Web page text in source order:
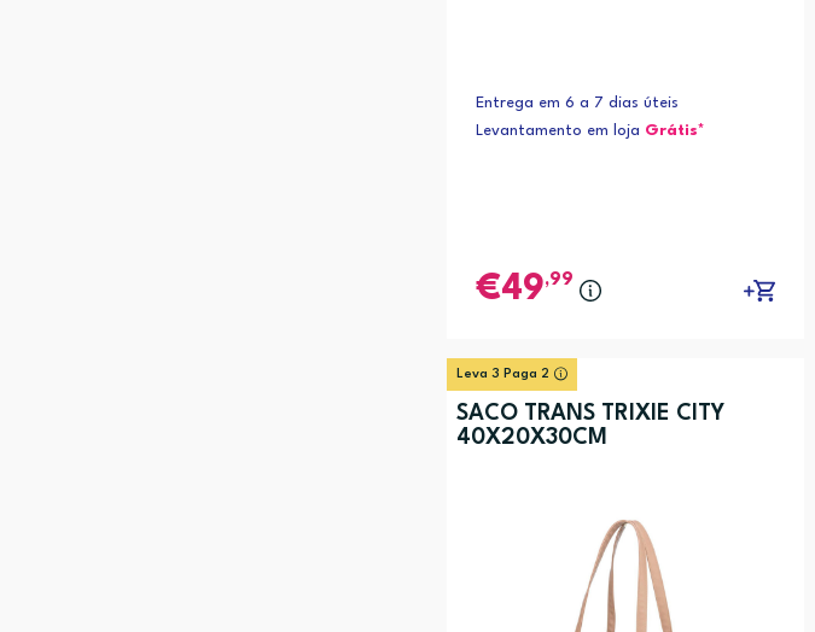
Entrega em 6 a 7 dias úteis
Levantamento em loja Grátis*
49,99
Leva 3 Paga 2
SACO TRANS TRIXIE CITY
40X20X30CM